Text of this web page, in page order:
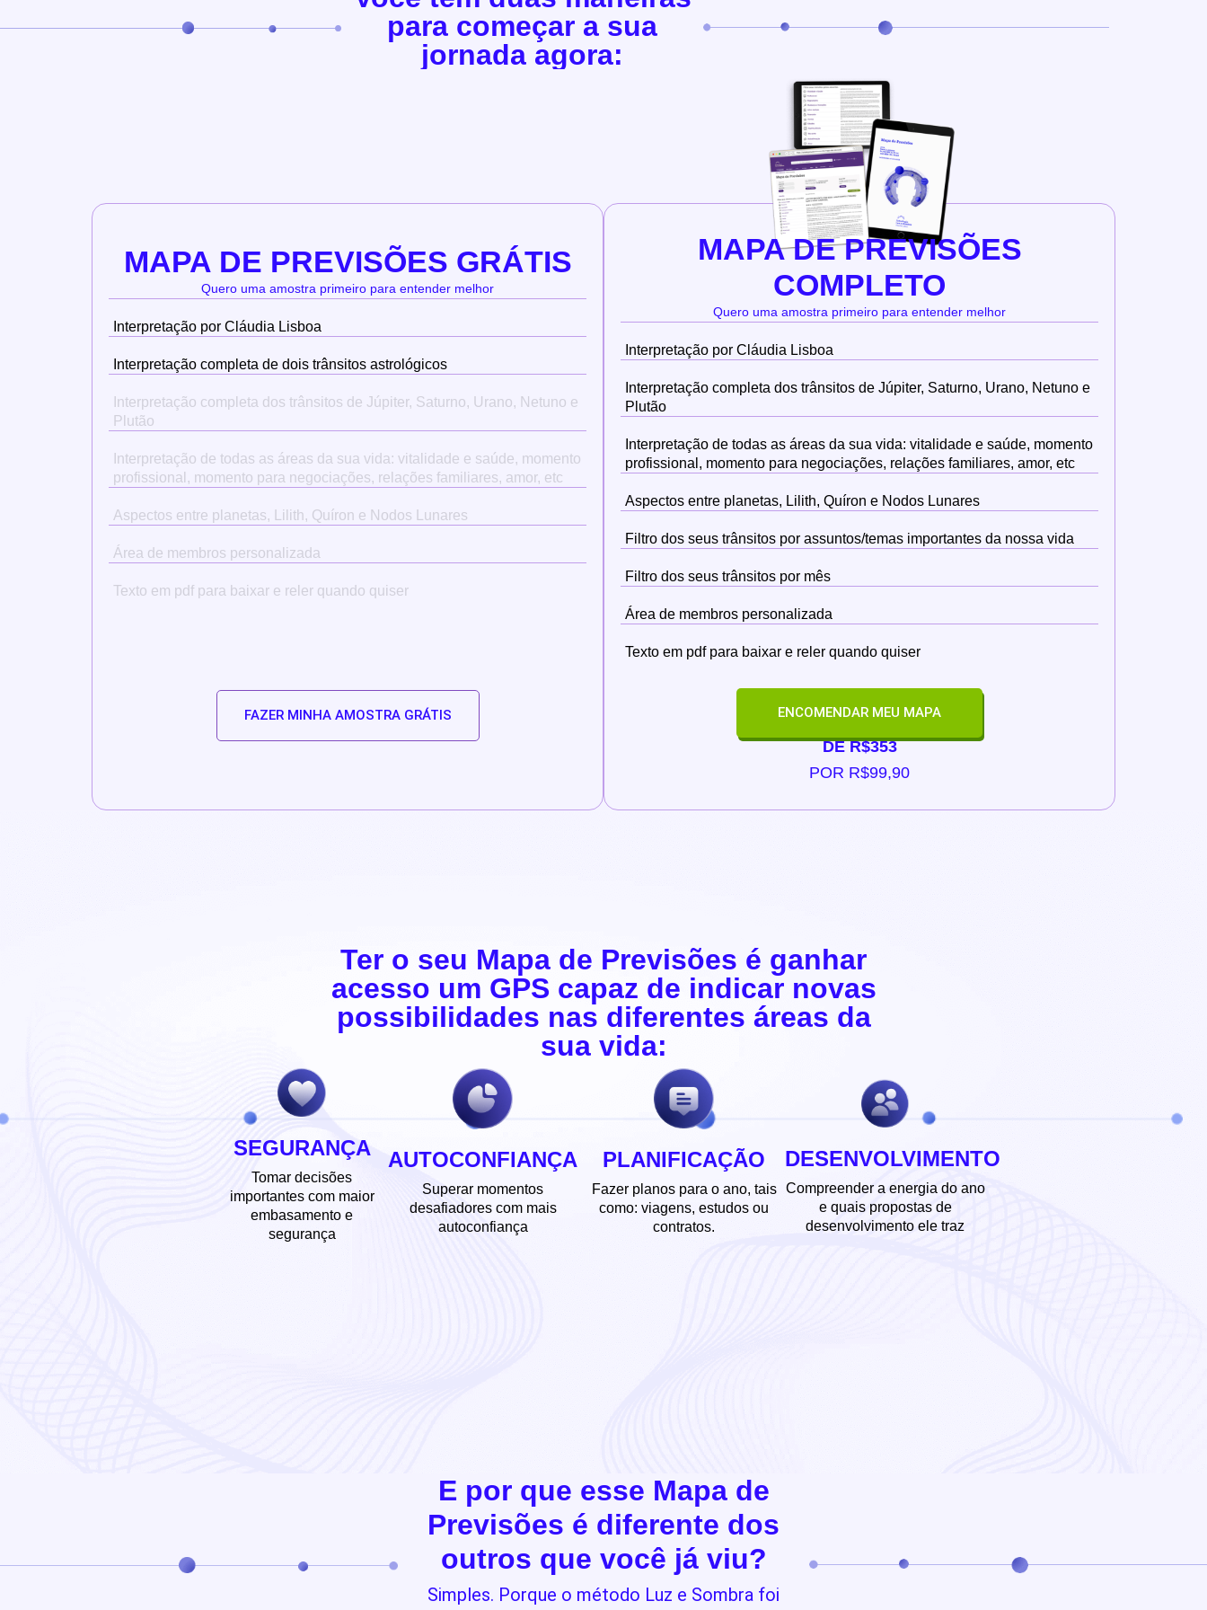
para começar a sua
jornada agora:
MAPA DE PREVISÕES GRÁTIS
Quero uma amostra primeiro para entender melhor
Interpretação por Cláudia Lisboa
Interpretação completa de dois trânsitos astrológicos
Interpretação completa dos trânsitos de Júpiter, Saturno, Urano, Netuno e
Plutão
Interpretação de todas as áreas da sua vida: vitalidade e saúde, momento
profissional, momento para negociações, relações familiares, amor, etc
Aspectos entre planetas, Lilith, Quíron e Nodos Lunares
Área de membros personalizada
Texto em pdf para baixar e reler quando quiser
FAZER MINHA AMOSTRA GRÁTIS
MAPA DE PREVISÕES
COMPLETO
Quero uma amostra primeiro para entender melhor
Interpretação por Cláudia Lisboa
Interpretação completa dos trânsitos de Júpiter, Saturno, Urano, Netuno e
Plutão
Interpretação de todas as áreas da sua vida: vitalidade e saúde, momento
profissional, momento para negociações, relações familiares, amor, etc
Aspectos entre planetas, Lilith, Quíron e Nodos Lunares
Filtro dos seus trânsitos por assuntos/temas importantes da nossa vida
Filtro dos seus trânsitos por mês
Área de membros personalizada
Texto em pdf para baixar e reler quando quiser
ENCOMENDAR MEU MAPA
DE R$353
POR R$99,90
Ter o seu Mapa de Previsões é ganhar
acesso um GPS capaz de indicar novas
possibilidades nas diferentes áreas da
sua vida:
SEGURANÇA
Tomar decisões
importantes com maior
embasamento e
segurança
AUTOCONFIANÇA
Superar momentos
desafiadores com mais
autoconfiança
PLANIFICAÇÃO
Fazer planos para o ano, tais
como: viagens, estudos ou
contratos.
DESENVOLVIMENTO
Compreender a energia do ano
e quais propostas de
desenvolvimento ele traz
E por que esse Mapa de
Previsões é diferente dos
outros que você já viu?
Simples. Porque o método Luz e Sombra foi